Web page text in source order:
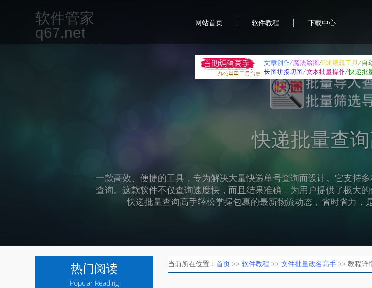
首助编辑
一款专为现代办公场景设计的集合软件，致力于提升用户的办公效率
但不限于文档编辑、图片处理、PDF编辑、文本批量操作等
软件管家
q67.net
网站首页 | 软件教程 | 下载中心
热门阅读
Popular Reading
当前所在位置： 首页 >> 软件教程 >> 文件批量改名高手 >> 教程详